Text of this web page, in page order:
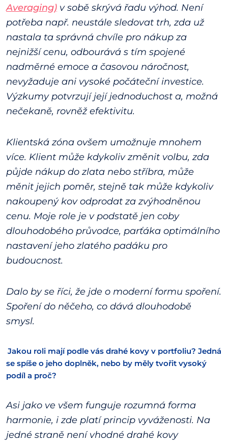
Averaging) v sobě skrývá řadu výhod. Není
potřeba např. neustále sledovat trh, zda už
nastala ta správná chvíle pro nákup za
nejnižší cenu, odbourává s tím spojené
nadměrné emoce a časovou náročnost,
nevyžaduje ani vysoké počáteční investice.
Výzkumy potvrzují její jednoduchost a, možná
nečekaně, rovněž efektivitu.
Klientská zóna ovšem umožnuje mnohem
více. Klient může kdykoliv změnit volbu, zda
půjde nákup do zlata nebo stříbra, může
měnit jejich poměr, stejně tak může kdykoliv
nakoupený kov odprodat za zvýhodněnou
cenu. Moje role je v podstatě jen coby
dlouhodobého průvodce, parťáka optimálního
nastavení jeho zlatého padáku pro
budoucnost.
Dalo by se říci, že jde o moderní formu spoření.
Spoření do něčeho, co dává dlouhodobě
smysl.
Jakou roli mají podle vás drahé kovy v portfoliu? Jedná
se spíše o jeho doplněk, nebo by měly tvořit vysoký
podíl a proč?
Asi jako ve všem funguje rozumná forma
harmonie, i zde platí princip vyváženosti. Na
jedné straně není vhodné drahé kovy